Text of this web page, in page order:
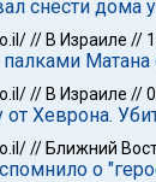
снести дома
// В Израиле //
// В Израиле //
Хеврона.
// Ближний
о